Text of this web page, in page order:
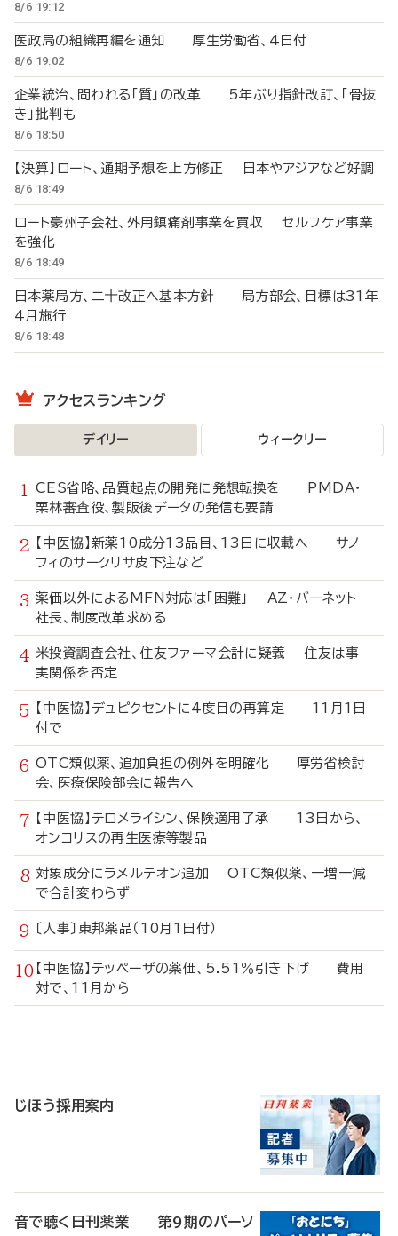
8/6 19:12
医政局の組織再編を通知 厚生労働省、4日付
8/6 19:02
企業統治、問われる「質」の改革 5年ぶり指針改訂、「骨抜
き」批判も
8/6 18:50
【決算】ロート、通期予想を上方修正 日本やアジアなど好調
8/6 18:49
ロート豪州子会社、外用鎮痛剤事業を買収 セルフケア事業
を強化
8/6 18:49
日本薬局方、二十改正へ基本方針 局方部会、目標は31年
4月施行
8/6 18:48
アクセスランキング
デイリー ウィークリー
CES省略、品質起点の開発に発想転換を PMDA・
栗林審査役、製販後データの発信も要請
【中医協】新薬10成分13品目、13日に収載へ サノ
フィのサークリサ皮下注など
薬価以外によるMFN対応は「困難」 AZ・バーネット
社長、制度改革求める
米投資調査会社、住友ファーマ会計に疑義 住友は事
実関係を否定
【中医協】デュピクセントに4度目の再算定 11月1日
付で
OTC類似薬、追加負担の例外を明確化 厚労省検討
会、医療保険部会に報告へ
【中医協】テロメライシン、保険適用了承 13日から、
オンコリスの再生医療等製品
対象成分にラメルテオン追加 OTC類似薬、一増一減
で合計変わらず
〔人事〕東邦薬品（10月1日付）
【中医協】テッペーザの薬価、5.51％引き下げ 費用
対で、11月から
じほう採用案内
音で聴く日刊薬業 第9期のパーソ